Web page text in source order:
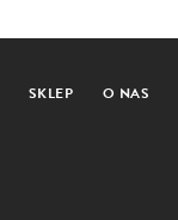
SKLEP O NAS